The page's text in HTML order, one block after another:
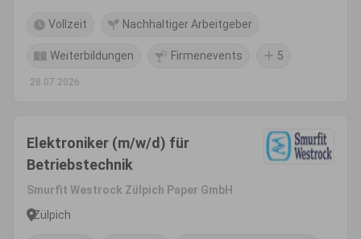
Vollzeit Nachhaltiger Arbeitgeber
Weiterbildungen Firmenevents 5
28.07.2026
Elektroniker (m/w/d) für
Betriebstechnik
Smurfit Westrock Zülpich Paper GmbH
Zülpich